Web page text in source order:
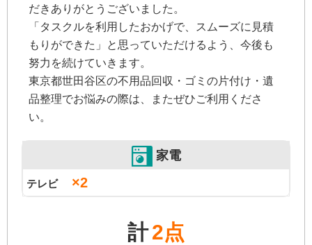
だきありがとうございました。
「タスクルを利用したおかげで、スムーズに見積
もりができた」と思っていただけるよう、今後も
努力を続けていきます。
東京都世田谷区の不用品回収・ゴミの片付け・遺
品整理でお悩みの際は、またぜひご利用くださ
い。
家電
テレビ ×2
計2点